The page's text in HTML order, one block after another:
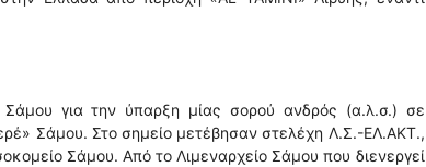
για την ύπαρξη μίας σορού ανδρός (α.λ.σ.) σε
Σάμου. Στο σημείο μετέβησαν στελέχη Λ.Σ.-ΕΛ.ΑΚΤ.,
Σάμου. Από το Λιμεναρχείο Σάμου που διενεργεί